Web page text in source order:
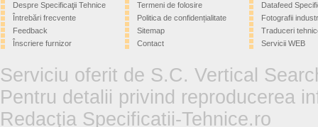
Despre Specificaţii Tehnice
Întrebări frecvente
Feedback
Înscriere furnizor
Termeni de folosire
Politica de confidențialitate
Sitemap
Contact
Datafeed
Fotografii
Traduceri
Servicii WEB
Serviciu oferit de S.C. Vertical
Pentru detalii privind reproducerea
Redacţia Specificatii-Tehnice.ro